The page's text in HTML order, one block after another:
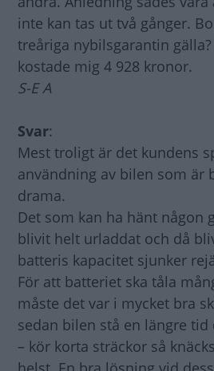
inte kan tas ut två gånger.
treåriga nybilsgarantin
kostade mig 4 928 kronor.
S-E A
Svar:
Mest troligt är det kundens
användning av bilen som är
drama.
Det som kan ha hänt någon
blivit helt urladdat och då
batteris kapacitet sjunker
För att batteriet ska tåla
måste det var i mycket bra
sedan bilen stå en längre tid
– kör korta sträckor så